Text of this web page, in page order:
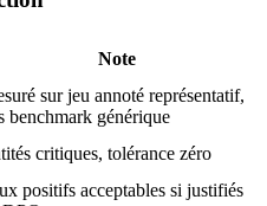
Note
sur jeu annoté représentatif,
benchmark générique
critiques, tolérance zéro
positifs acceptables si justifiés